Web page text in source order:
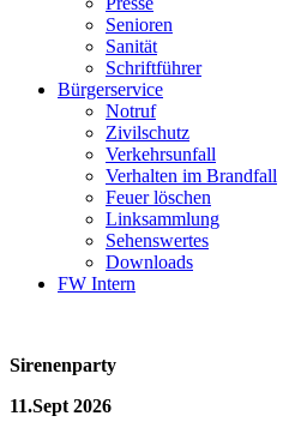
Senioren
Sanität
Schriftführer
Bürgerservice
Notruf
Zivilschutz
Verkehrsunfall
Verhalten im Brandfall
Feuer löschen
Linksammlung
Sehenswertes
Downloads
FW Intern
Sirenenparty
11.Sept 2026